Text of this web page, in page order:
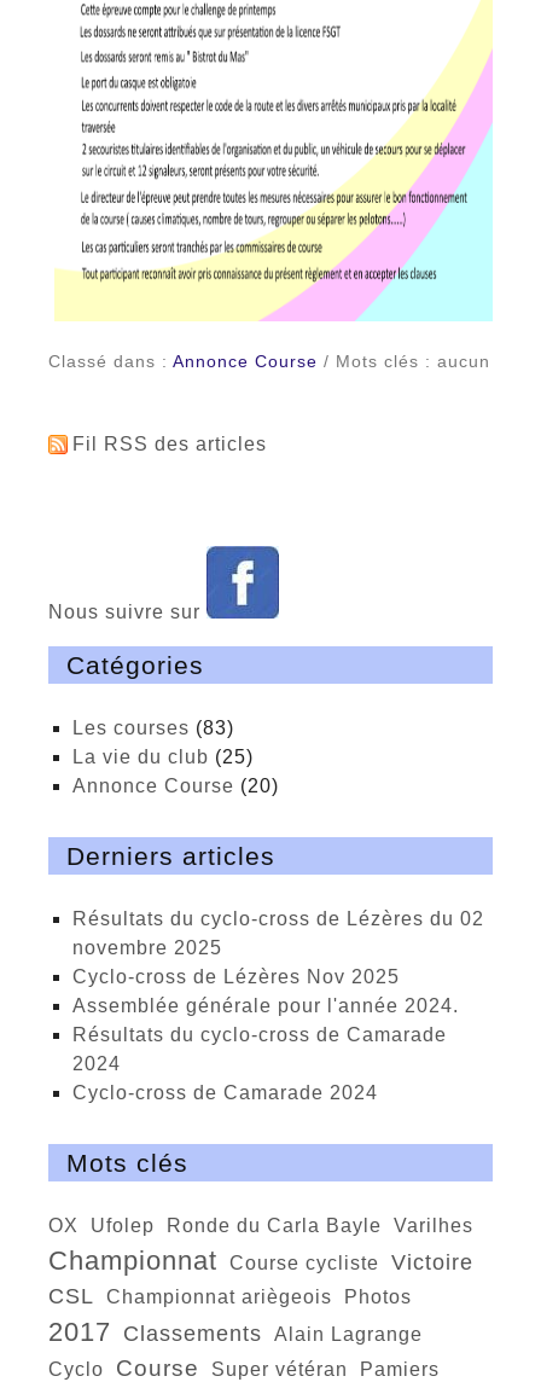
Classé dans : Annonce Course / Mots clés : aucun
Fil RSS des articles
Nous suivre sur
Catégories
Les courses (83)
La vie du club (25)
Annonce Course (20)
Derniers articles
Résultats du cyclo-cross de Lézères du 02
novembre 2025
cyclo-cross de Lézères Nov 2025
Assemblée générale pour l'année 2024.
Résultats du cyclo-cross de Camarade
2024
Cyclo-cross de Camarade 2024
Mots clés
OX Ufolep ronde du Carla Bayle Varilhes
championnat course cycliste
victoire
CSL
championnat ariègeois photos
2017 classements
Alain Lagrange
cyclo
course super vétéran Pamiers